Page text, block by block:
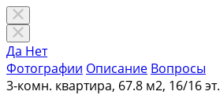
Да Нет
Фотографии Описание Вопросы
3-комн. квартира, 67.8 м2, 16/16 эт.